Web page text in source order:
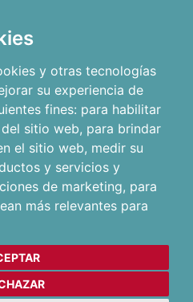
y otras tecnologías
su experiencia de
fines: para habilitar
sitio web, para brindar
el sitio web, medir su
y servicios y
de marketing, para
más relevantes para